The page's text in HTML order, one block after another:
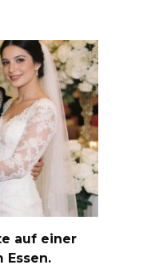
auf einer
Essen.